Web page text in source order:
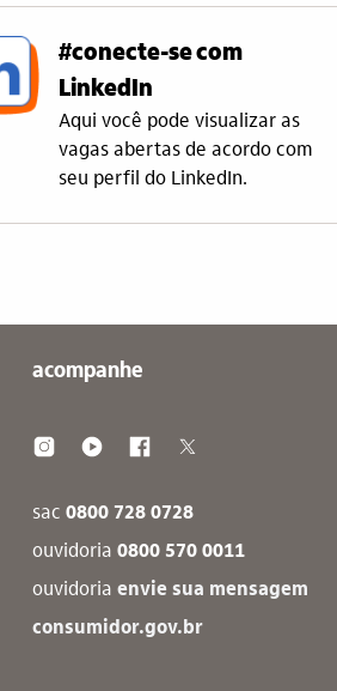
#conecte-se com
LinkedIn
Aqui você pode visualizar as
vagas abertas de acordo com
seu perfil do LinkedIn.
acompanhe
sac 0800 728 0728
ouvidoria 0800 570 0011
ouvidoria envie sua mensagem
consumidor.gov.br